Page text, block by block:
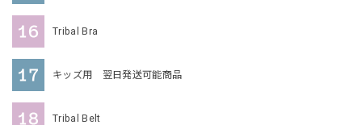
Tribal Bra
キッズ用 翌日発送可能商品
Tribal Belt